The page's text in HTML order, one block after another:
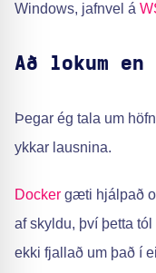
Windows, jafnvel á
Að lokum
Þegar ég tala um
ykkar lausnina.
Docker gæti hjálpað
af skyldu, því þetta
ekki fjallað um það í